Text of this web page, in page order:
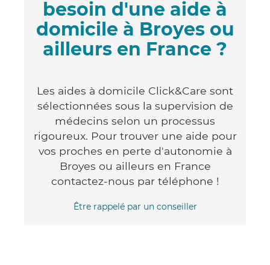
besoin d'une aide à
domicile à Broyes ou
ailleurs en France ?
Les aides à domicile Click&Care sont
sélectionnées sous la supervision de
médecins selon un processus
rigoureux. Pour trouver une aide pour
vos proches en perte d'autonomie à
Broyes ou ailleurs en France
contactez-nous par téléphone !
Être rappelé par un conseiller